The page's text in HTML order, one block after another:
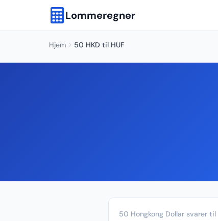
Lommeregner
Hjem 50 HKD til HUF
50 Hongkong Dollar svarer til